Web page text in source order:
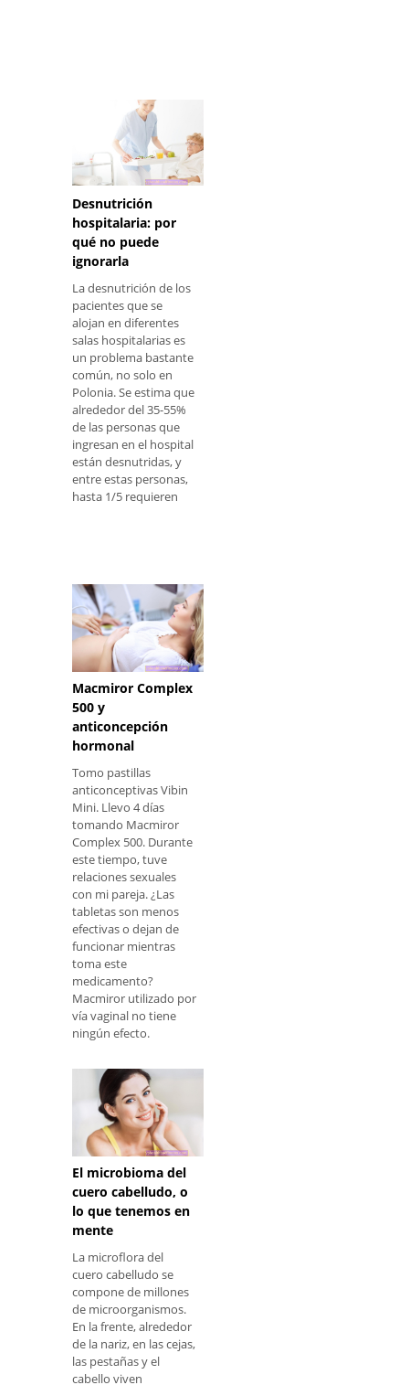
Desnutrición
hospitalaria: por
qué no puede
ignorarla
La desnutrición de los
pacientes que se
alojan en diferentes
salas hospitalarias es
un problema bastante
común, no solo en
Polonia. Se estima que
alrededor del 35-55%
de las personas que
ingresan en el hospital
están desnutridas, y
entre estas personas,
hasta 1/5 requieren
Macmiror Complex
500 y
anticoncepción
hormonal
Tomo pastillas
anticonceptivas Vibin
Mini. Llevo 4 días
tomando Macmiror
Complex 500. Durante
este tiempo, tuve
relaciones sexuales
con mi pareja. ¿Las
tabletas son menos
efectivas o dejan de
funcionar mientras
toma este
medicamento?
Macmiror utilizado por
vía vaginal no tiene
ningún efecto.
El microbioma del
cuero cabelludo, o
lo que tenemos en
mente
La microflora del
cuero cabelludo se
compone de millones
de microorganismos.
En la frente, alrededor
de la nariz, en las cejas,
las pestañas y el
cabello viven